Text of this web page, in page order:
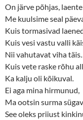
On järve põhjas,
Me kuulsime seal
Kuis tormasivad
Kuis vesi vastu valli
Nii vahutavat viha
Kuis vete raske rõhu all
Ka kalju oli kõikuval.
Ei aga mina hirmunud,
Ma ootsin surma
See oleks priiust